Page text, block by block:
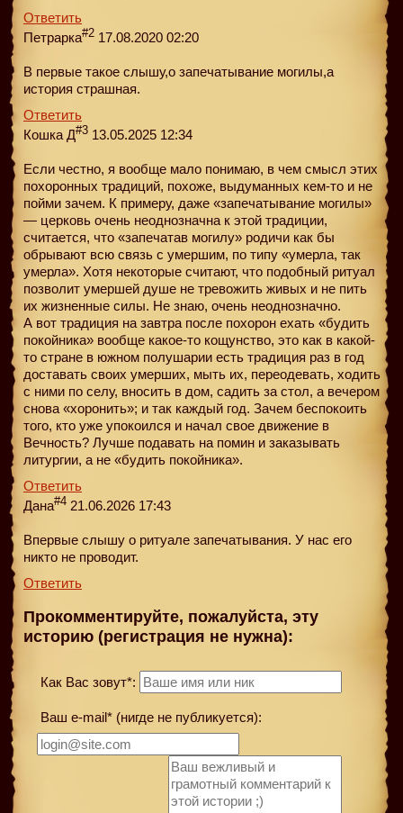
Ответить
Петрарка#2 17.08.2020 02:20
В первые такое слышу,о запечатывание могилы,а
история страшная.
Ответить
Кошка Д#3 13.05.2025 12:34
Если честно, я вообще мало понимаю, в чем смысл этих
похоронных традиций, похоже, выдуманных кем-то и не
пойми зачем. К примеру, даже «запечатывание могилы»
— церковь очень неоднозначна к этой традиции,
считается, что «запечатав могилу» родичи как бы
обрывают всю связь с умершим, по типу «умерла, так
умерла». Хотя некоторые считают, что подобный ритуал
позволит умершей душе не тревожить живых и не пить
их жизненные силы. Не знаю, очень неоднозначно.
А вот традиция на завтра после похорон ехать «будить
покойника» вообще какое-то кощунство, это как в какой-
то стране в южном полушарии есть традиция раз в год
доставать своих умерших, мыть их, переодевать, ходить
с ними по селу, вносить в дом, садить за стол, а вечером
снова «хоронить»; и так каждый год. Зачем беспокоить
того, кто уже упокоился и начал свое движение в
Вечность? Лучше подавать на помин и заказывать
литургии, а не «будить покойника».
Ответить
Дана#4 21.06.2026 17:43
Впервые слышу о ритуале запечатывания. У нас его
никто не проводит.
Ответить
Прокомментируйте, пожалуйста, эту
историю (регистрация не нужна):
Как Вас зовут*:
Ваш e-mail* (нигде не публикуется):